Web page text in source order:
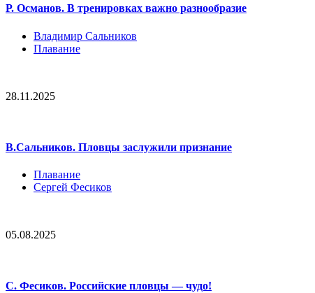
Р. Османов. В тренировках важно разнообразие
Владимир Сальников
Плавание
28.11.2025
В.Сальников. Пловцы заслужили признание
Плавание
Сергей Фесиков
05.08.2025
С. Фесиков. Российские пловцы — чудо!